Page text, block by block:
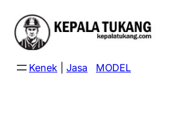
content
Kenek Jasa MODEL